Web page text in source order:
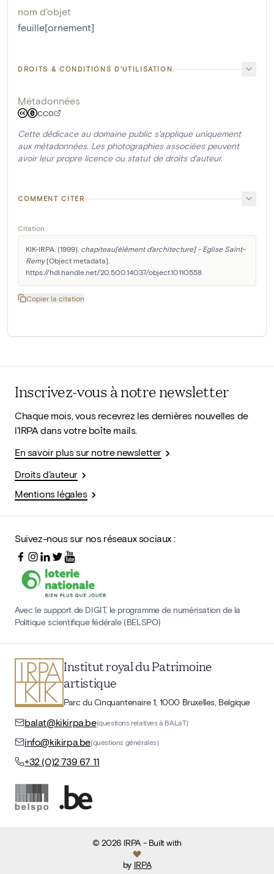
nom d'objet
feuille[ornement]
DROITS & CONDITIONS D'UTILISATION
Métadonnées
CC0
Cette dédicace au domaine public s'applique uniquement
aux métadonnées. Les photographies associées peuvent
avoir leur propre licence ou statut de droits d'auteur.
COMMENT CITER
Citation
KIK-IRPA. (1999). chapiteau[élément d'architecture] - Eglise Saint-
Remy [Object metadata].
https://hdl.handle.net/20.500.14037/object.10110558
Copier la citation
Inscrivez-vous à notre newsletter
Chaque mois, vous recevrez les dernières nouvelles de
l'IRPA dans votre boîte mails.
En savoir plus sur notre newsletter
Droits d'auteur
Mentions légales
Suivez-nous sur nos réseaux sociaux :
Avec le support de DIGIT, le programme de numérisation de la
Politique scientifique fédérale (BELSPO)
Institut royal du Patrimoine
artistique
Parc du Cinquantenaire 1, 1000 Bruxelles, Belgique
balat@kikirpa.be(questions relatives à BALaT)
info@kikirpa.be(questions générales)
+32 (0)2 739 67 11
©2026 IRPA- Built with
by IRPA